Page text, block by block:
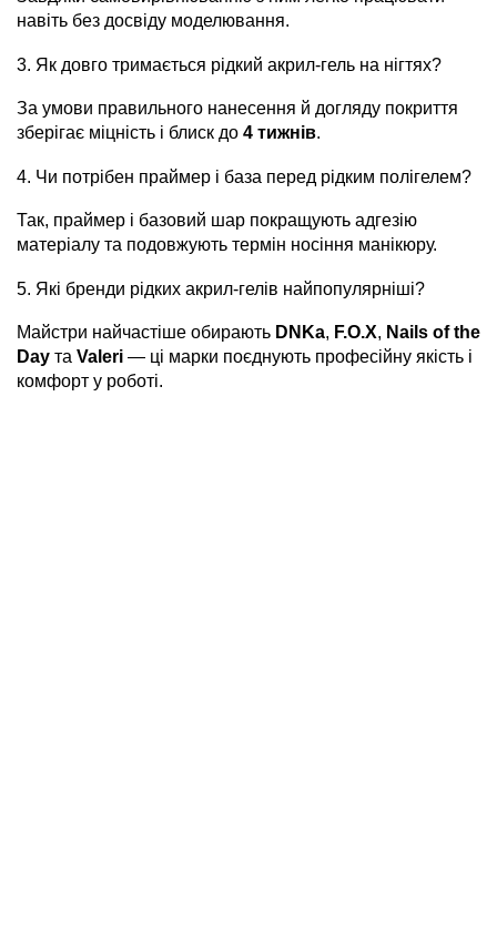
навіть без досвіду моделювання.
3. Як довго тримається рідкий акрил-гель на нігтях?
За умови правильного нанесення й догляду покриття
зберігає міцність і блиск до 4 тижнів.
4. Чи потрібен праймер і база перед рідким полігелем?
Так, праймер і базовий шар покращують адгезію
матеріалу та подовжують термін носіння манікюру.
5. Які бренди рідких акрил-гелів найпопулярніші?
Майстри найчастіше обирають DNKa, F.O.X, Nails of the
Day та Valeri — ці марки поєднують професійну якість і
комфорт у роботі.